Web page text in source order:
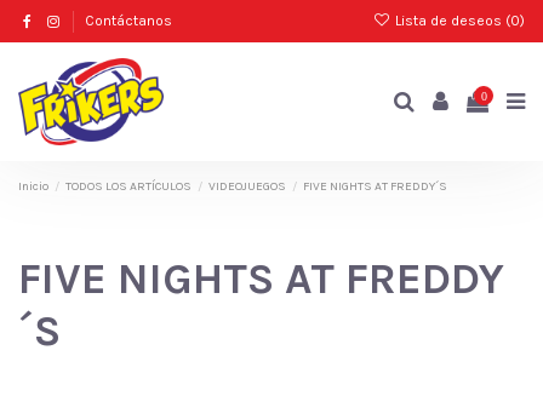
Contáctanos Lista de deseos (0)
0
Inicio TODOS LOS ARTÍCULOS VIDEOJUEGOS FIVE NIGHTS AT FREDDY´S
FIVE NIGHTS AT FREDDY
´S